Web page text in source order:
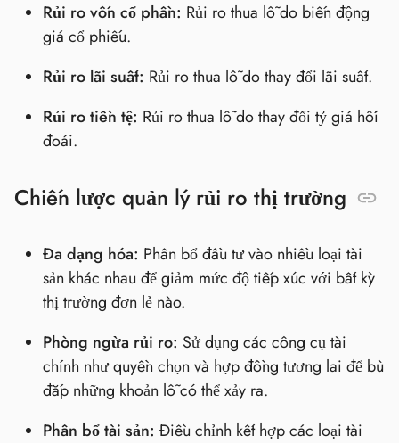
Rủi ro vốn cổ phần: Rủi ro thua lỗ do biến động
giá cổ phiếu.
Rủi ro lãi suất: Rủi ro thua lỗ do thay đổi lãi suất.
Rủi ro tiền tệ: Rủi ro thua lỗ do thay đổi tỷ giá hối
đoái.
Chiến lược quản lý rủi ro thị trường
Đa dạng hóa: Phân bổ đầu tư vào nhiều loại tài
sản khác nhau để giảm mức độ tiếp xúc với bất kỳ
thị trường đơn lẻ nào.
Phòng ngừa rủi ro: Sử dụng các công cụ tài
chính như quyền chọn và hợp đồng tương lai để bù
đắp những khoản lỗ có thể xảy ra.
Phân bổ tài sản: Điều chỉnh kết hợp các loại tài